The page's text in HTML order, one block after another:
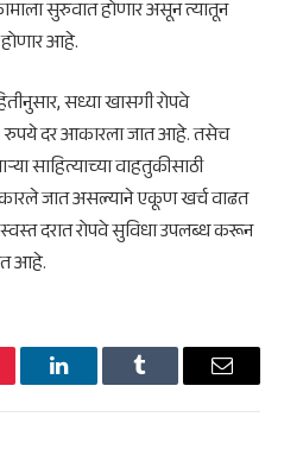
सुरुवात होणार असून त्यातून
आहे.
सध्या खासगी रोपवे
रुपये दर आकारला जात आहे. तसेच
साहित्याच्या वाहतुकीसाठी
जात असल्याने एकूण खर्च वाढत
दरात रोपवे सुविधा उपलब्ध करून
आहे.
LinkedInTumblr Email